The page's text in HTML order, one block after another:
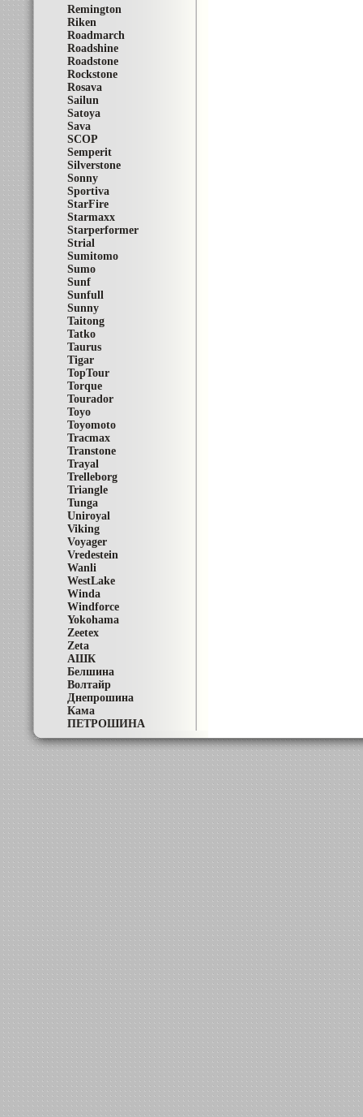
Remington
Riken
Roadmarch
Roadshine
Roadstone
Rockstone
Rosava
Sailun
Satoya
Sava
SCOP
Semperit
Silverstone
Sonny
Sportiva
StarFire
Starmaxx
Starperformer
Strial
Sumitomo
Sumo
Sunf
Sunfull
Sunny
Taitong
Tatko
Taurus
Tigar
TopTour
Torque
Tourador
Toyo
Toyomoto
Tracmax
Transtone
Trayal
Trelleborg
Triangle
Tunga
Uniroyal
Viking
Voyager
Vredestein
Wanli
WestLake
Winda
Windforce
Yokohama
Zeetex
Zeta
АШК
Белшина
Волтайр
Днепрошина
Кама
ПЕТРОШИНА